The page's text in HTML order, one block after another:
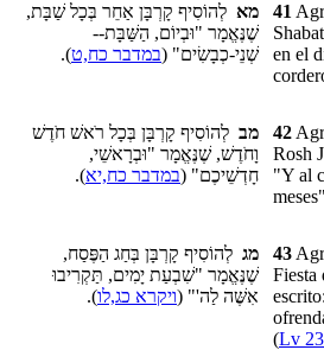
מא לְהוֹסִיף קָרְבָּן אַחֵר בְּכָל שַׁבָּת,
שֶׁנֶּאֱמָר "וּבְיוֹם, הַשַּׁבָּת--
שְׁנֵי-כְבָשִׂים" (במדבר כח,ט).
41
en el
מב לְהוֹסִיף קָרְבָּן בְּכָל רֹאשׁ חֹדֶשׁ
וָחֹדֶשׁ, שֶׁנֶּאֱמָר "וּבְרָאשֵׁי,
חָדְשֵׁיכֶם" (במדבר כח,יא).
42
Rosh
"Y al
מג לְהוֹסִיף קָרְבָּן בְּחַג הַפֶּסַח,
שֶׁנֶּאֱמָר "שִׁבְעַת יָמִים, תַּקְרִיבוּ
אִשֶּׁה לַה'" (ויקרא כג,לו).
43
Fiesta
(Lv